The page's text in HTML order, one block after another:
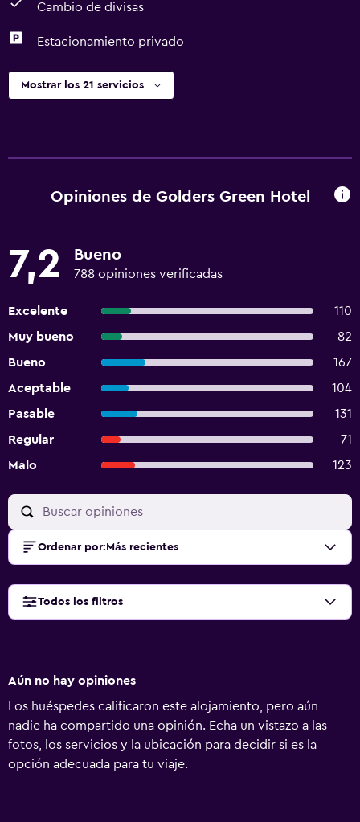
Cambio de divisas
Estacionamiento privado
Mostrar los 21 servicios
Opiniones de Golders Green Hotel
7,2 Bueno
788 opiniones verificadas
Excelente
110
Muy bueno
82
Bueno
167
Aceptable
104
Pasable
131
Regular
71
Malo
123
Ordenar por: Más recientes
Todos los filtros
Aún no hay opiniones
Los huéspedes calificaron este alojamiento, pero aún
nadie ha compartido una opinión. Echa un vistazo a las
fotos, los servicios y la ubicación para decidir si es la
opción adecuada para tu viaje.